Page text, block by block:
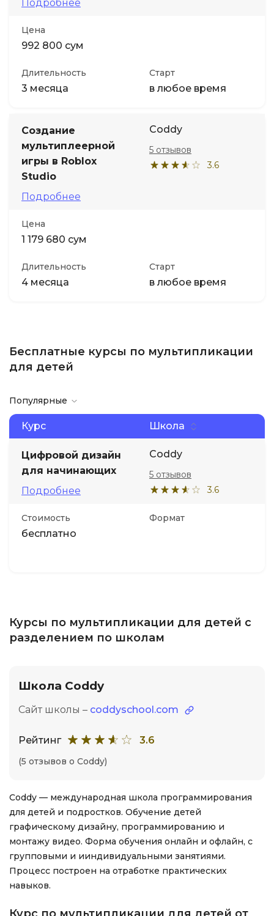
Подробнее
Цена
992 800 сум
Длительность
3 месяца
Старт
в любое время
Создание
мультиплеерной
игры в Roblox
Studio
Подробнее
Coddy
3.6
5 отзывов
Цена
1 179 680 сум
Длительность
4 месяца
Старт
в любое время
Бесплатные курсы по мультипликации
для детей
Популярные
Курс Школа
Цифровой дизайн
для начинающих
Подробнее
Coddy
3.6
5 отзывов
Стоимость
бесплатно
Формат
Курсы по мультипликации для детей с
разделением по школам
Школа Coddy
Сайт школы – coddyschool.com
Рейтинг 3.6
(5 отзывов о Coddy)
Coddy — международная школа программирования
для детей и подростков. Обучение детей
графическому дизайну, программированию и
монтажу видео. Форма обучения онлайн и офлайн, с
групповыми и ииндивидуальными занятиями.
Процесс построен на отработке практических
навыков.